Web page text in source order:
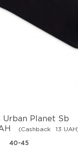
Urban Planet Sb
(Cashback 13
40-45